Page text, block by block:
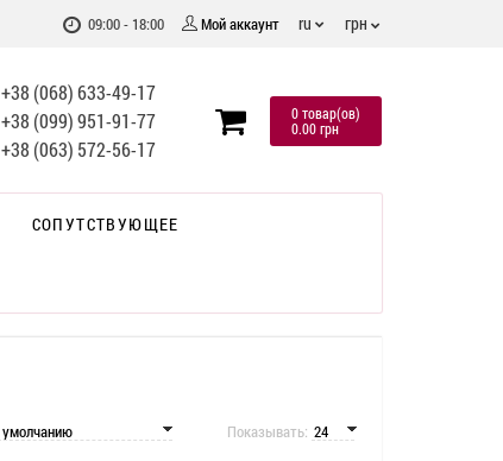
09:00 - 18:00 Мой аккаунт ru грн
+38 (068) 633-49-17
+38 (099) 951-91-77
+38 (063) 572-56-17
0 товар(ов)
0.00 грн
СОПУТСТВУЮЩЕЕ
Показывать: